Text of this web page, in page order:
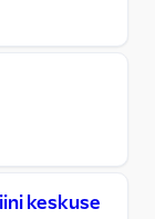
keskuse